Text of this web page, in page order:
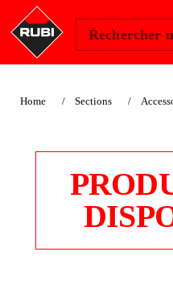
Rechercher
Home Sections